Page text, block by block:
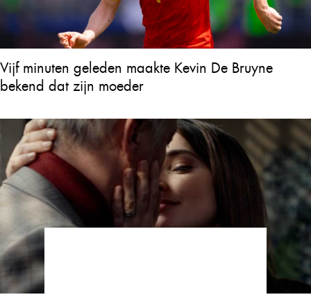
Vijf minuten geleden maakte Kevin De Bruyne
bekend dat zijn moeder